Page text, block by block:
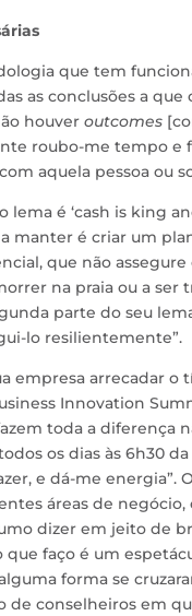
que tem
as conclusões a que
houver outcomes
roubo-me tempo e
aquela pessoa ou
lema é ‘cash is king
manter é criar um
que não
na praia ou a
parte do seu
lo resilientemente”.
empresa arrecadar
Innovation
toda a diferença
os dias às 6h30
e dá-me energia”.
áreas de
dizer em jeito de
faço é um
forma se
de conselheiros em